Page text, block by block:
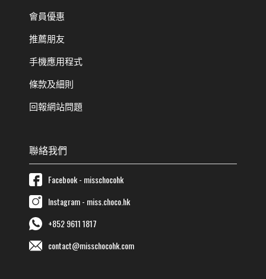
會員優惠
推薦朋友
手機應用程式
條款及細則
回報網站問題
聯絡我們
Facebook - misschocohk
Instagram - miss.choco.hk
+852 9611 1817
contact@misschocohk.com